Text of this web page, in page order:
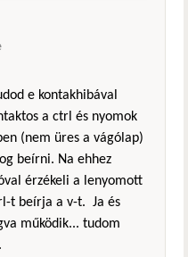
e kontakhibával
a ctrl és nyomok
(nem üres a vágólap)
beírni. Na ehhez
érzékeli a lenyomott
t beírja a v-t. Ja és
működik... tudom